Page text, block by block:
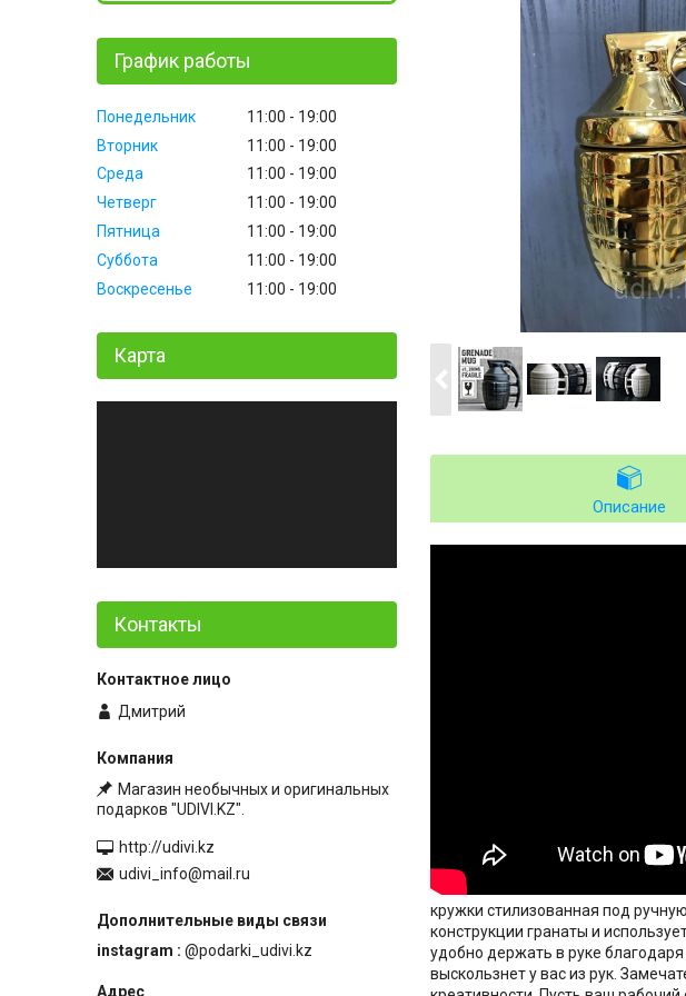
Описание
кружки стилизованная под
конструкции гранаты и
удобно держать в руке
выскользнет у вас из рук.
График работы
Понедельник 11:00
19:00
Вторник
11:00
19:00
Среда
11:00
19:00
Четверг
11:00
19:00
Пятница
11:00
19:00
Суббота
11:00
19:00
Воскресенье
11:00 19:00
Карта
Контакты
Дмитрий
Магазин необычных и оригинальных
подарков "UDIVI.KZ".
http://udivi.kz
udivi_info@mail.ru
instagram @podarki_udivi.kz